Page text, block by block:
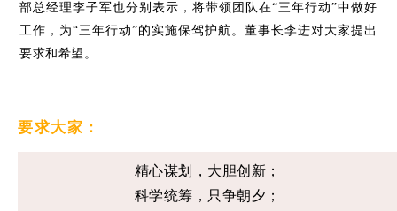
部总经理李子军也分别表示，将带领团队在“三年行动”中做好
工作，为“三年行动”的实施保驾护航。董事长李进对大家提出
要求和希望。
要求大家：
精心谋划，大胆创新；
科学统筹，只争朝夕；